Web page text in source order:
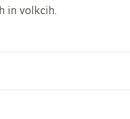
in volkcih.